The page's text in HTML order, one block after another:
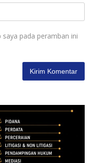
pada peramban ini